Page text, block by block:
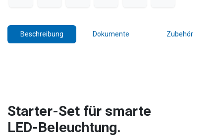
Beschreibung Dokumente Zubehör
Starter-Set für smarte
LED-Beleuchtung.